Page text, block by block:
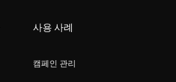
사용 사례
캠페인 관리